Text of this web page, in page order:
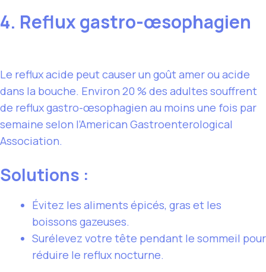
4. Reflux gastro-œsophagien
Le reflux acide peut causer un goût amer ou acide
dans la bouche. Environ 20 % des adultes souffrent
de reflux gastro-œsophagien au moins une fois par
semaine selon l’American Gastroenterological
Association.
Solutions :
Évitez les aliments épicés, gras et les
boissons gazeuses.
Surélevez votre tête pendant le sommeil pour
réduire le reflux nocturne.